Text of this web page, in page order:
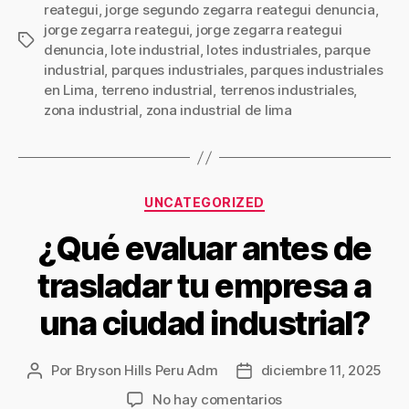
reategui, jorge segundo zegarra reategui denuncia,
jorge zegarra reategui, jorge zegarra reategui
denuncia, lote industrial, lotes industriales, parque
industrial, parques industriales, parques industriales
en Lima, terreno industrial, terrenos industriales,
zona industrial, zona industrial de lima
UNCATEGORIZED
¿Qué evaluar antes de
trasladar tu empresa a
una ciudad industrial?
Por Bryson Hills Peru Adm
diciembre 11, 2025
No hay comentarios